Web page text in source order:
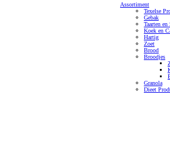
Assortiment
Texelse
Gebak
Taarten
Koek en
Hartig
Zoet
Brood
Broodjes
Granola
Dieet